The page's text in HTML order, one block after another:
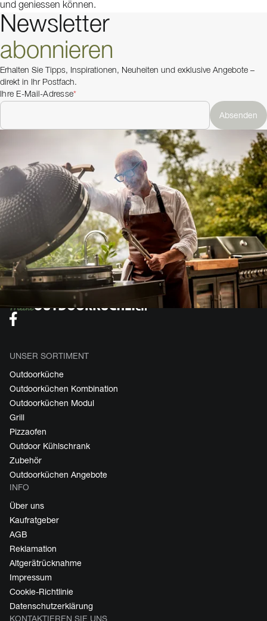
und geniessen können.
Newsletter
abonnieren
Erhalten Sie Tipps, Inspirationen, Neuheiten und exklusive Angebote –
direkt in Ihr Postfach.
Ihre E-Mail-Adresse*
Absenden
UNSER SORTIMENT
Outdoorküche
Outdoorküchen Kombination
Outdoorküchen Modul
Grill
Pizzaofen
Outdoor Kühlschrank
Zubehör
Outdoorküchen Angebote
INFO
Über uns
Kaufratgeber
AGB
Reklamation
Altgerätrücknahme
Impressum
Cookie-Richtlinie
Datenschutzerklärung
KONTAKTIEREN SIE UNS